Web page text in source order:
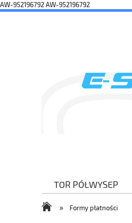
AW-952196792AW-952196792
TOR PÓŁWYSEP
Kontakt i dane firmy
» Formy płatności